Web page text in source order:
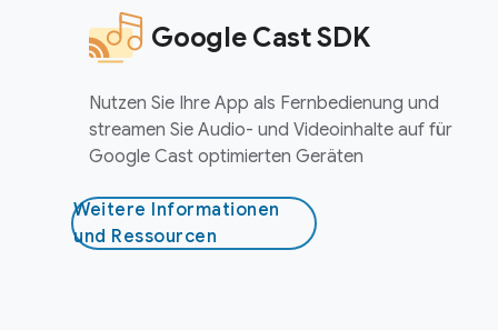
Google Cast SDK
Nutzen Sie Ihre App als Fernbedienung und
streamen Sie Audio- und Videoinhalte auf für
Google Cast optimierten Geräten
Weitere Informationen
und Ressourcen